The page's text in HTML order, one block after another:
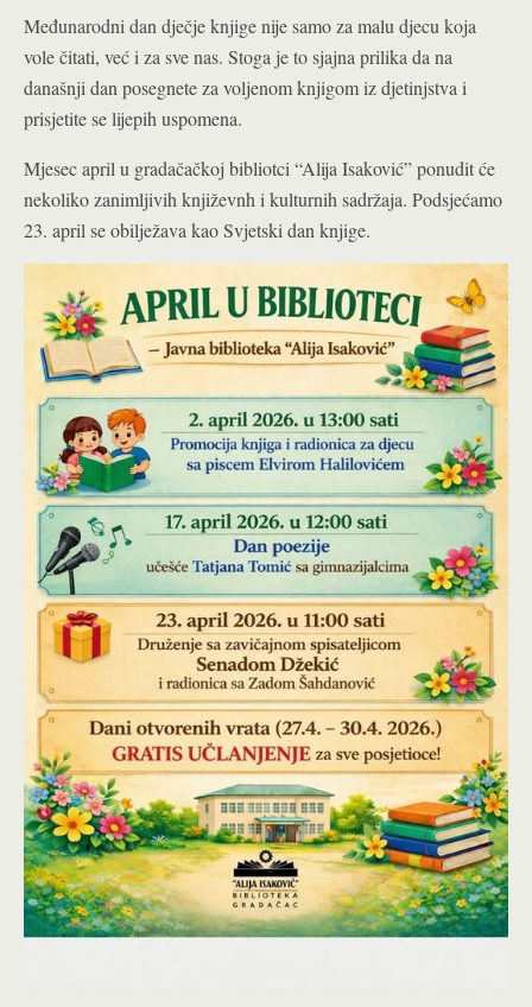
Međunarodni dan dječje knjige nije samo za malu djecu koja
vole čitati, već i za sve nas. Stoga je to sjajna prilika da na
današnji dan posegnete za voljenom knjigom iz djetinjstva i
prisjetite se lijepih uspomena.
Mjesec april u gradačačkoj bibliotci “Alija Isaković” ponudit će
nekoliko zanimljivih književnh i kulturnih sadržaja. Podsjećamo
23. april se obilježava kao Svjetski dan knjige.